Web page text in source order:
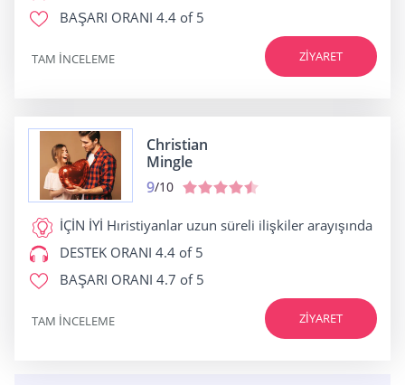
BAŞARI ORANI 4.4 of 5
ZIYARET
TAM INCELEME
Christian
Mingle
9/10
İÇİN İYİ Hıristiyanlar uzun süreli ilişkiler arayışında
DESTEK ORANI 4.4 of 5
BAŞARI ORANI 4.7 of 5
ZIYARET
TAM INCELEME